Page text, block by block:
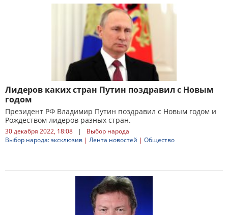
Лидеров каких стран Путин поздравил с Новым
годом
Президент РФ Владимир Путин поздравил с Новым годом и
Рождеством лидеров разных стран.
30 декабря 2022, 18:08 |
Выбор народа
Выбор народа: эксклюзив | Лента новостей | Общество